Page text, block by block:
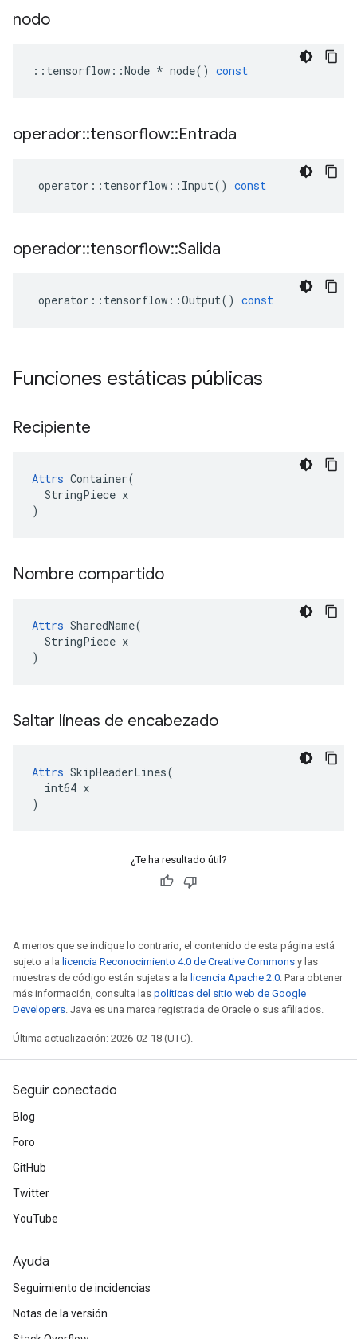
nodo
:: tensorflow ::Node * node() const
operador::tensorflow::Entrada
operator :: tensorflow :: Input() const
operador::tensorflow::Salida
operator :: tensorflow ::Output() const
Funciones estáticas públicas
Recipiente
Attrs Container(
  StringPiece x
)
Nombre compartido
Attrs SharedName(
  StringPiece x
)
Saltar líneas de encabezado
Attrs SkipHeaderLines(
  int64 x
)
¿Te ha resultado útil?
A menos que se indique lo contrario, el contenido de esta página está
sujeto a la licencia Reconocimiento 4.0 de Creative Commons y las
muestras de código están sujetas a la licencia Apache 2.0. Para obtener
más información, consulta las políticas del sitio web de Google
Developers. Java es una marca registrada de Oracle o sus afiliados.
Última actualización: 2026-02-18 (UTC).
Seguir conectado
Blog
Foro
GitHub
Twitter
YouTube
Ayuda
Seguimiento de incidencias
Notas de la versión